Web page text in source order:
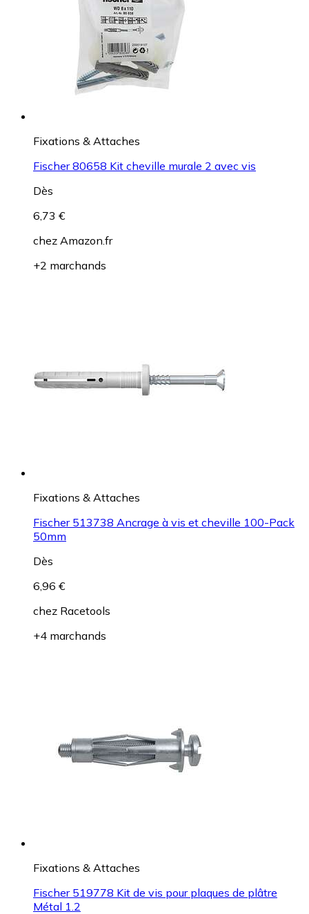
Fixations & Attaches
Fischer 80658 Kit cheville murale 2 avec vis
Dès
6,73 €
chez Amazon.fr
+2 marchands
Fixations & Attaches
Fischer 513738 Ancrage à vis et cheville 100-Pack
50mm
Dès
6,96 €
chez Racetools
+4 marchands
Fixations & Attaches
Fischer 519778 Kit de vis pour plaques de plâtre
Métal 1.2